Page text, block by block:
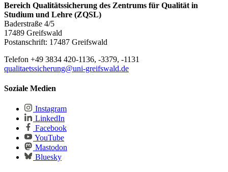
Bereich Qualitätssicherung des Zentrums für Qualität in
Studium und Lehre (ZQSL)
Baderstraße 4/5
17489 Greifswald
Postanschrift: 17487 Greifswald
Telefon +49 3834 420-1136, -3379, -1131
qualitaetssicherung@uni-greifswald.de
Soziale Medien
Instagram
LinkedIn
Facebook
YouTube
Mastodon
Bluesky